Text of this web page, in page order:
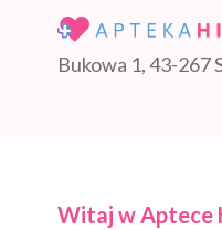
Bukowa 1, 43-267
Witaj w Aptece